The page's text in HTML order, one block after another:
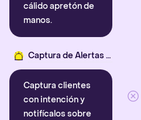
cálido apretón de
manos.
Captura de Alertas Inteligentes
Captura clientes
con intención y
notifícalos sobre